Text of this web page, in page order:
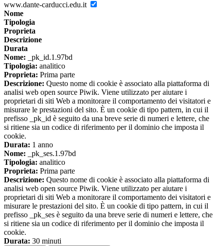
www.dante-carducci.edu.it
Nome
Tipologia
Proprieta
Descrizione
Durata
Nome: _pk_id.1.97bd
Tipologia: analitico
Proprieta: Prima parte
Descrizione: Questo nome di cookie è associato alla piattaforma di
analisi web open source Piwik. Viene utilizzato per aiutare i
proprietari di siti Web a monitorare il comportamento dei visitatori e
misurare le prestazioni del sito. È un cookie di tipo pattern, in cui il
prefisso _pk_id è seguito da una breve serie di numeri e lettere, che
si ritiene sia un codice di riferimento per il dominio che imposta il
cookie.
Durata: 1 anno
Nome: _pk_ses.1.97bd
Tipologia: analitico
Proprieta: Prima parte
Descrizione: Questo nome di cookie è associato alla piattaforma di
analisi web open source Piwik. Viene utilizzato per aiutare i
proprietari di siti Web a monitorare il comportamento dei visitatori e
misurare le prestazioni del sito. È un cookie di tipo pattern, in cui il
prefisso _pk_ses è seguito da una breve serie di numeri e lettere, che
si ritiene sia un codice di riferimento per il dominio che imposta il
cookie.
Durata: 30 minuti